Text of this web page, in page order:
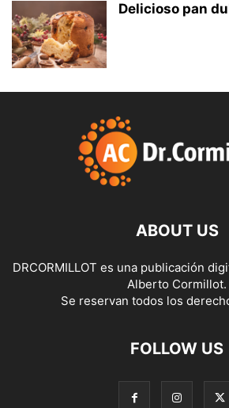
Delicioso pan
ABOUT US
DRCORMILLOT es una publicación
Alberto Cormillot.
Se reservan todos los
FOLLOW US